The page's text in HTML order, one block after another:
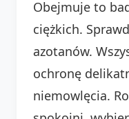
Obejmuje to
ciężkich.
azotanów.
ochronę
niemowlęcia.